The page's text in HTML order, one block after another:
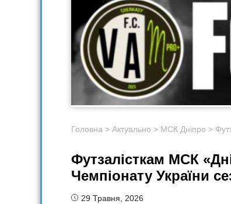
Головна > Актуально > МСК Дніпро >
Футзалісткам МСК
Чемпіонату України
29 Травня, 2026